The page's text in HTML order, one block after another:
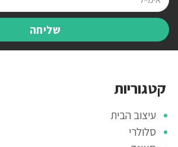
שליחה
קטגוריות
עיצוב הבית
סלולרי